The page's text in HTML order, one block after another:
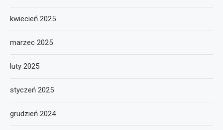
kwiecień 2025
marzec 2025
luty 2025
styczeń 2025
grudzień 2024